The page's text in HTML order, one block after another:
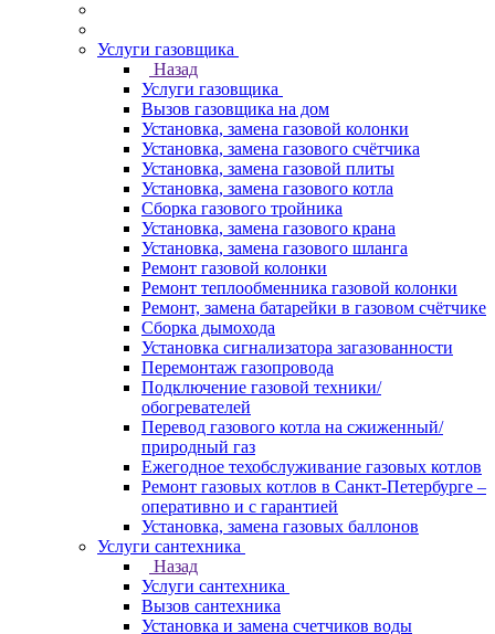
Услуги газовщика
Назад
Услуги газовщика
Вызов газовщика на дом
Установка, замена газовой колонки
Установка, замена газового счётчика
Установка, замена газовой плиты
Установка, замена газового котла
Сборка газового тройника
Установка, замена газового крана
Установка, замена газового шланга
Ремонт газовой колонки
Ремонт теплообменника газовой колонки
Ремонт, замена батарейки в газовом счётчике
Сборка дымохода
Установка сигнализатора загазованности
Перемонтаж газопровода
Подключение газовой техники/
обогревателей
Перевод газового котла на сжиженный/
природный газ
Ежегодное техобслуживание газовых котлов
Ремонт газовых котлов в Санкт-Петербурге –
оперативно и с гарантией
Установка, замена газовых баллонов
Услуги сантехника
Назад
Услуги сантехника
Вызов сантехника
Установка и замена счетчиков воды